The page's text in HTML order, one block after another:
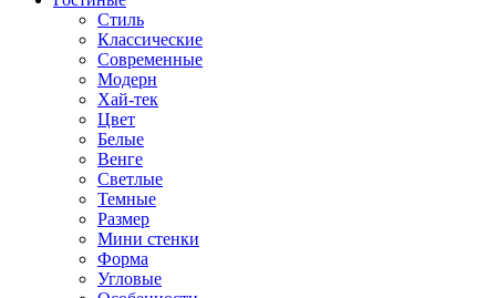
Стиль
Классические
Современные
Модерн
Хай-тек
Цвет
Белые
Венге
Светлые
Темные
Размер
Мини стенки
Форма
Угловые